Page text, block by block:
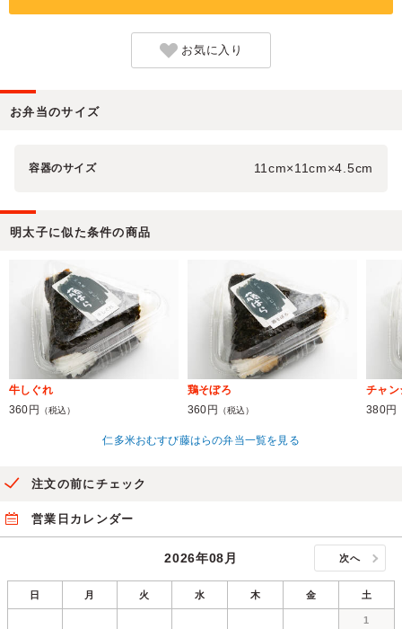
お気に入り
お弁当のサイズ
容器のサイズ 11cm×11cm×4.5cm
明太子に似た条件の商品
牛しぐれ
360円
（税込）
鶏そぼろ
360円
（税込）
チャン
380円
仁多米おむすび藤はらの弁当一覧を見る
注文の前にチェック
営業日カレンダー
2026年08月 次へ
日 月 火 水 木 金 土
1